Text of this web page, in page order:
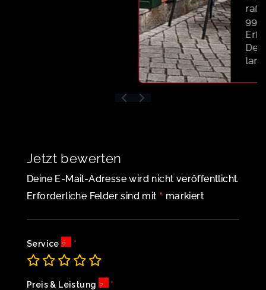
raße 4,
99084
Erfurt,
Deutsch
land
Jetzt bewerten
Deine E-Mail-Adresse wird nicht veröffentlicht.
Erforderliche Felder sind mit * markiert
Service
Preis & Leistung